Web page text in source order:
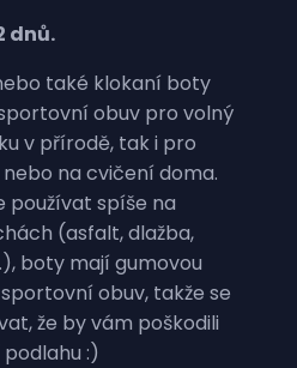
dnů.
také klokaní boty
obuv pro volný
v přírodě, tak i pro
na cvičení doma.
používat spíše na
(asfalt, dlažba,
boty mají gumovou
obuv, takže se
že by vám poškodili
:)